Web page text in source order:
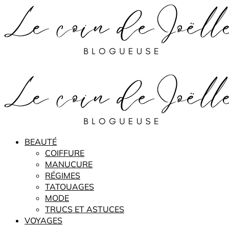
BEAUTÉ
COIFFURE
MANUCURE
RÉGIMES
TATOUAGES
MODE
TRUCS ET ASTUCES
VOYAGES